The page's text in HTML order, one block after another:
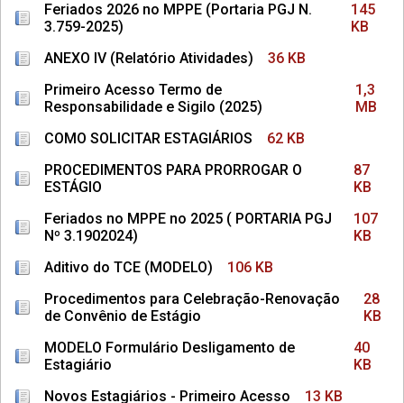
Feriados 2026 no MPPE (Portaria PGJ N.
3.759-2025)
145
KB
ANEXO IV (Relatório Atividades)
36 KB
Primeiro Acesso Termo de
Responsabilidade e Sigilo (2025)
1,3
MB
COMO SOLICITAR ESTAGIÁRIOS
62 KB
PROCEDIMENTOS PARA PRORROGAR O
ESTÁGIO
87
KB
Feriados no MPPE no 2025 ( PORTARIA PGJ
Nº 3.1902024)
107
KB
Aditivo do TCE (MODELO)
106 KB
Procedimentos para Celebração-Renovação
de Convênio de Estágio
28
KB
MODELO Formulário Desligamento de
Estagiário
40
KB
Novos Estagiários - Primeiro Acesso
13 KB